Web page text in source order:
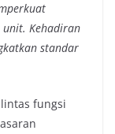
Kehadiran
standar
fungsi